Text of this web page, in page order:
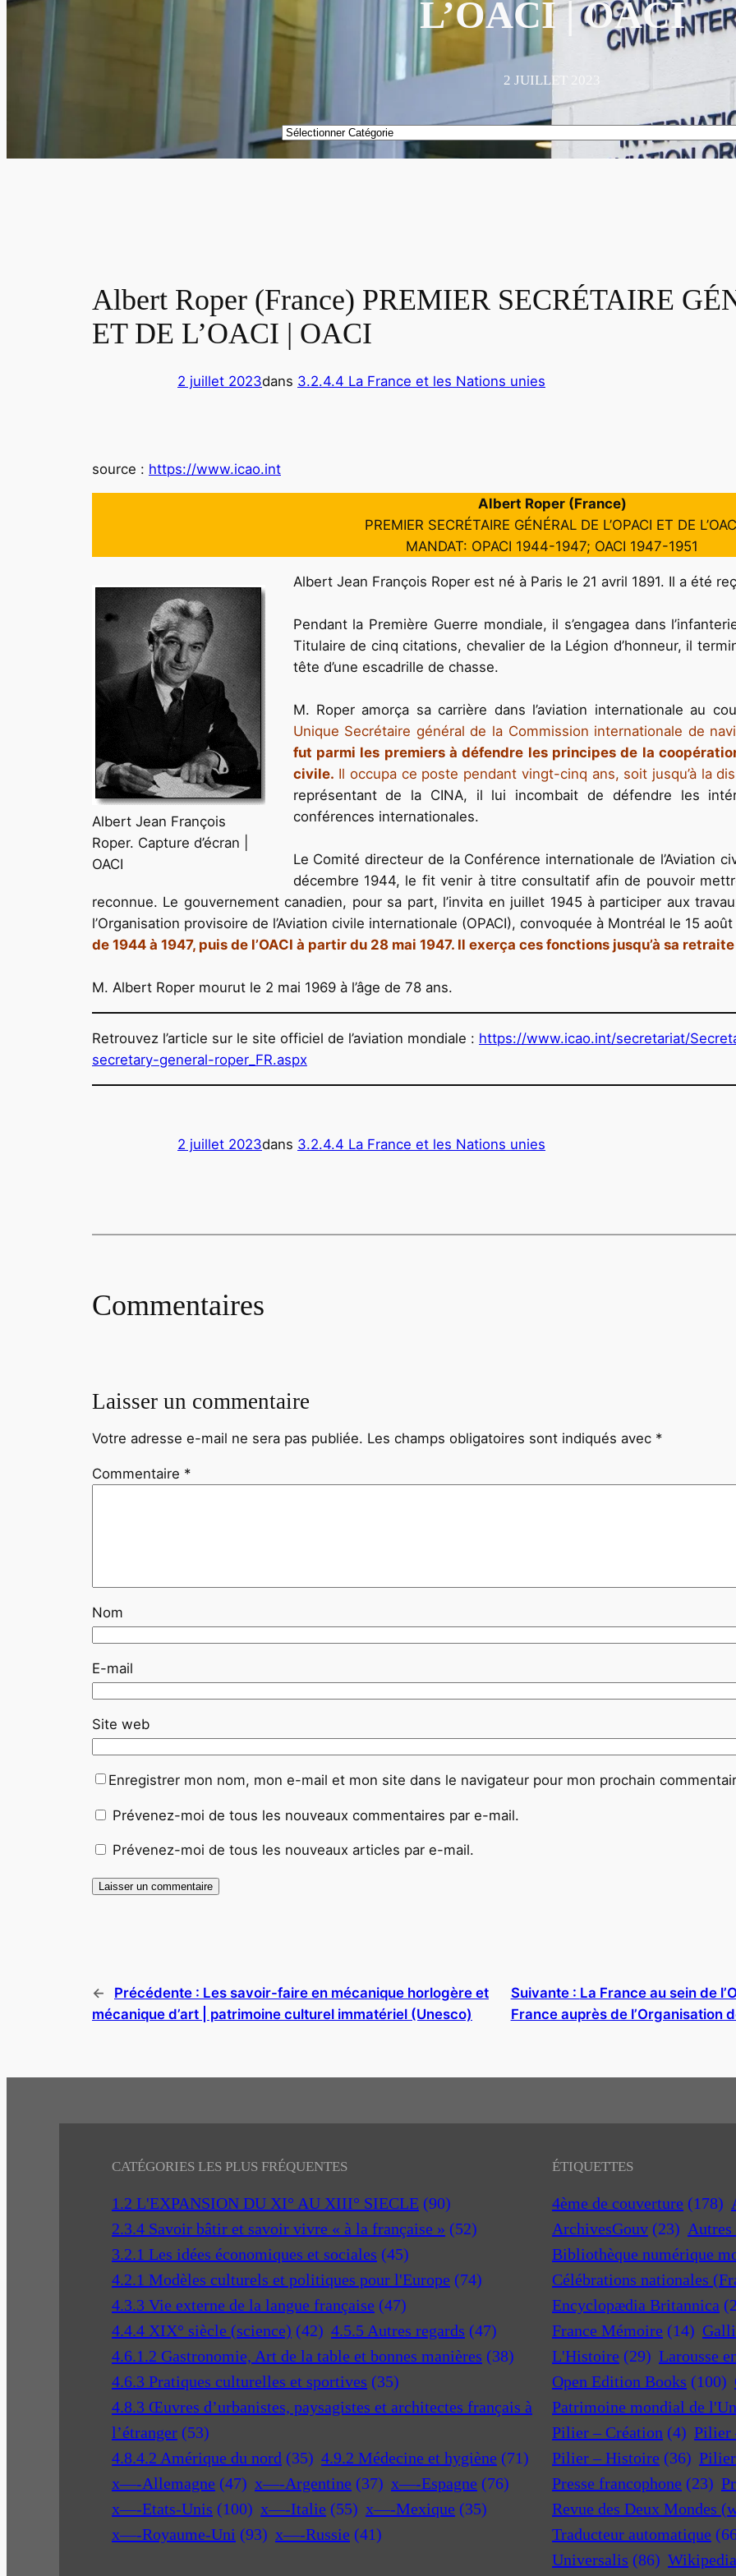
L’OACI | OACI
2 JUILLET 2023
Catégories
Albert Roper (France) PREMIER SECRÉTAIRE
ET DE L’OACI | OACI
2 juillet 2023dans 3.2.4.4 La France et les Nations unies
source : https://www.icao.int
Albert Roper (France)
PREMIER SECRÉTAIRE GÉNÉRAL DE L’OPACI ET DE
MANDAT: OPACI 1944-1947; OACI 1947-1951
Albert Jean François
Roper. Capture d’écran |
OACI
Albert Jean François Roper est né à Paris le 21 avril 1891. Il a été
Pendant la Première Guerre mondiale, il s’engagea dans
Titulaire de cinq citations, chevalier de la Légion d’honneur, il
tête d’une escadrille de chasse.
M. Roper amorça sa carrière dans l’aviation internationale au
Unique Secrétaire général de la Commission internationale de
fut parmi les premiers à défendre les principes de la
civile. Il occupa ce poste pendant vingt-cinq ans, soit jusqu’à la
représentant de la CINA, il lui incombait de défendre les
conférences internationales.
Le Comité directeur de la Conférence internationale de l’Aviation
décembre 1944, le fit venir à titre consultatif afin de pouvoir
reconnue. Le gouvernement canadien, pour sa part, l’invita en juillet 1945 à participer aux
l’Organisation provisoire de l’Aviation civile internationale (OPACI), convoquée à Montréal le 15
de 1944 à 1947, puis de l’OACI à partir du 28 mai 1947. Il exerça ces fonctions jusqu’à sa
M. Albert Roper mourut le 2 mai 1969 à l’âge de 78 ans.
Retrouvez l’article sur le site officiel de l’aviation mondiale : https://www.icao.int/secretariat/
secretary-general-roper_FR.aspx
2 juillet 2023dans 3.2.4.4 La France et les Nations unies
Commentaires
Laisser un commentaire
Votre adresse e-mail ne sera pas publiée. Les champs obligatoires sont indiqués avec *
Commentaire *
Nom
E-mail
Site web
Enregistrer mon nom, mon e-mail et mon site dans le navigateur pour mon prochain
Prévenez-moi de tous les nouveaux commentaires par e-mail.
Prévenez-moi de tous les nouveaux articles par e-mail.
← Précédente : Les savoir-faire en mécanique horlogère et
mécanique d’art | patrimoine culturel immatériel (Unesco)
Suivante : La France au sein de
France auprès de l’Organisation
CATÉGORIES LES PLUS FRÉQUENTES
1.2 L'EXPANSION DU XI° AU XIII° SIECLE (90)
2.3.4 Savoir bâtir et savoir vivre « à la française » (52)
3.2.1 Les idées économiques et sociales (45)
4.2.1 Modèles culturels et politiques pour l'Europe (74)
4.3.3 Vie externe de la langue française (47)
4.4.4 XIX° siècle (science) (42) 4.5.5 Autres regards (47)
4.6.1.2 Gastronomie, Art de la table et bonnes manières (38)
4.6.3 Pratiques culturelles et sportives (35)
4.8.3 Œuvres d’urbanistes, paysagistes et architectes français à
l’étranger (53)
4.8.4.2 Amérique du nord (35) 4.9.2 Médecine et hygiène (71)
x—-Allemagne (47) x—-Argentine (37) x—-Espagne (76)
x—-Etats-Unis (100) x—-Italie (55) x—-Mexique (35)
x—-Royaume-Uni (93) x—-Russie (41)
ÉTIQUETTES
4ème de couverture (178)
ArchivesGouv (23)
Bibliothèque numérique
Célébrations nationales
Encyclopædia Britannica
France Mémoire (14)
L'Histoire (29) Larousse
Open Edition Books (100)
Patrimoine mondial de
Pilier – Création (4) Pilier
Pilier – Histoire (36)
Presse francophone (23)
Revue des Deux Mondes
Traducteur automatique
Universalis (86) Wikipedia